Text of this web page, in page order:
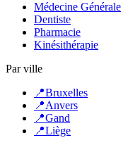
Médecine Générale
Dentiste
Pharmacie
Kinésithérapie
Par ville
📍Bruxelles
📍Anvers
📍Gand
📍Liège